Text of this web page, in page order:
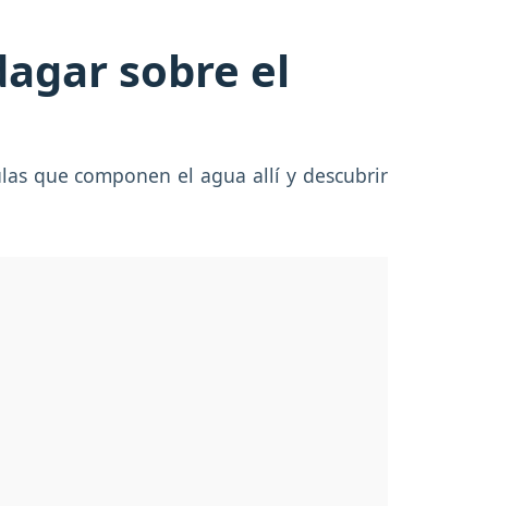
sobre el
que componen el agua allí y descubrir